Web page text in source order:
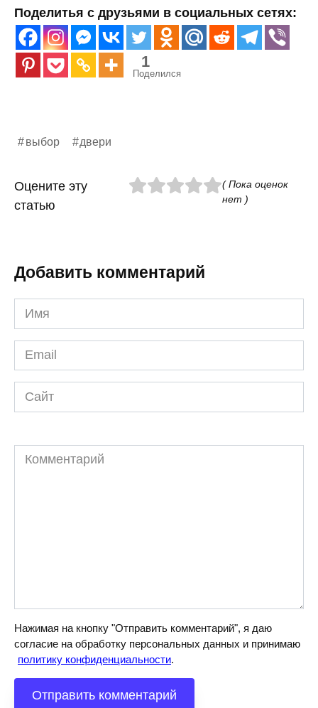
Поделитья с друзьями в социальных сетях:
1
Поделился
выбор двери
Оцените эту
статью
( Пока оценок
нет )
Добавить комментарий
Имя
*
Email
*
Сайт
Комментарий
Нажимая на кнопку "Отправить комментарий", я даю
согласие на обработку персональных данных и принимаю
политику конфиденциальности.